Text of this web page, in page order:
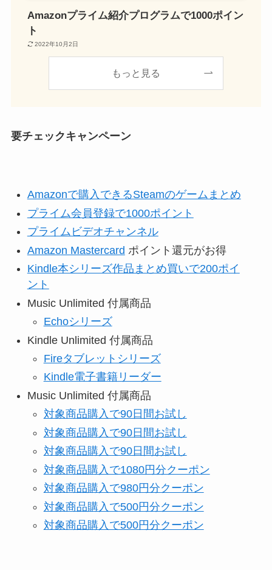
Amazonプライム紹介プログラムで1000ポイン
ト
2022年10月2日
もっと見る
要チェックキャンペーン
Amazonで購入できるSteamのゲームまとめ
プライム会員登録で1000ポイント
プライムビデオチャンネル
Amazon Mastercard ポイント還元がお得
Kindle本シリーズ作品まとめ買いで200ポイ
ント
Music Unlimited 付属商品
Echoシリーズ
Kindle Unlimited 付属商品
Fireタブレットシリーズ
Kindle電子書籍リーダー
Music Unlimited 付属商品
対象商品購入で90日間お試し
対象商品購入で90日間お試し
対象商品購入で90日間お試し
対象商品購入で1080円分クーポン
対象商品購入で980円分クーポン
対象商品購入で500円分クーポン
対象商品購入で500円分クーポン